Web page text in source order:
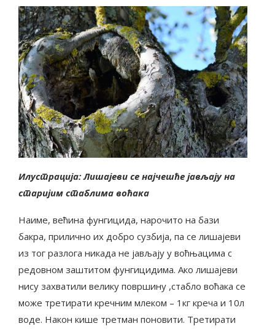
Илустрација: Лишајеви се најчешће јављају на
старијим стаблима воћака
Наиме, већина фунгицида, нарочито на бази
бакра, прилично их добро сузбија, па се лишајеви
из тог разлога никада не јављају у воћњацима с
редовном заштитом фунгицидима. Ако лишајеви
нису захватили велику површину ,стабло воћака се
може третирати кречним млеком – 1кг креча и 10л
воде. Након кише третман поновити. Третирати